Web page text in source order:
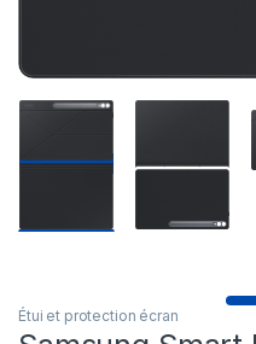
Étui et protection écran